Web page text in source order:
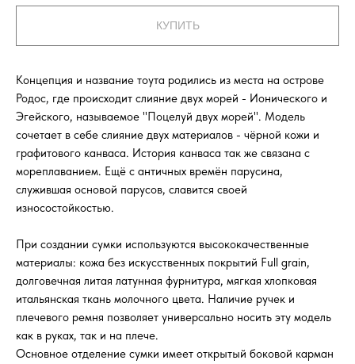
КУПИТЬ
Концепция и название тоута родились из места на острове
Родос, где происходит слияние двух морей - Ионического и
Эгейского, называемое "Поцелуй двух морей". Модель
сочетает в себе слияние двух материалов - чёрной кожи и
графитового канваса. История канваса так же связана с
мореплаванием. Ещё с античных времён парусина,
служившая основой парусов, славится своей
износостойкостью.
При создании сумки используются высококачественные
материалы: кожа без искусственных покрытий Full grain,
долговечная литая латунная фурнитура, мягкая хлопковая
итальянская ткань молочного цвета. Наличие ручек и
плечевого ремня позволяет универсально носить эту модель
как в руках, так и на плече.
Основное отделение сумки имеет открытый боковой карман